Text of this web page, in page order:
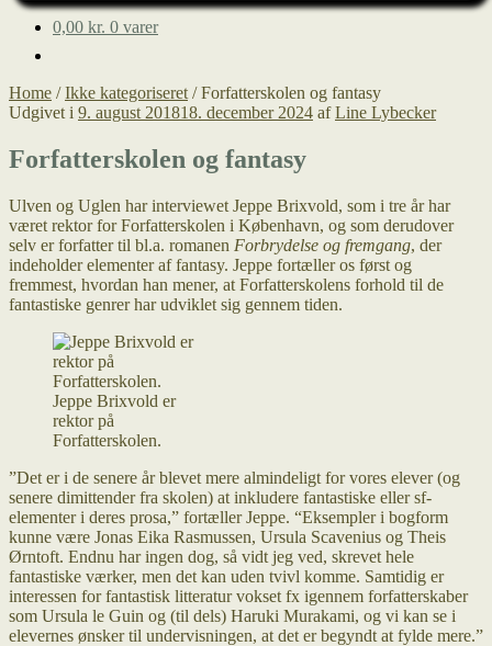
0,00 kr. 0 varer
Home /Ikke kategoriseret /Forfatterskolen og fantasy
Udgivet i 9. august 201818. december 2024 afLine Lybecker
Forfatterskolen og fantasy
Ulven og Uglen har interviewet Jeppe Brixvold, som i tre år har
været rektor for Forfatterskolen i København, og som derudover
selv er forfatter til bl.a. romanen Forbrydelse og fremgang, der
indeholder elementer af fantasy. Jeppe fortæller os først og
fremmest, hvordan han mener, at Forfatterskolens forhold til de
fantastiske genrer har udviklet sig gennem tiden.
Jeppe Brixvold er
rektor på
Forfatterskolen.
”Det er i de senere år blevet mere almindeligt for vores elever (og
senere dimittender fra skolen) at inkludere fantastiske eller sf-
elementer i deres prosa,” fortæller Jeppe. “Eksempler i bogform
kunne være Jonas Eika Rasmussen, Ursula Scavenius og Theis
Ørntoft. Endnu har ingen dog, så vidt jeg ved, skrevet hele
fantastiske værker, men det kan uden tvivl komme. Samtidig er
interessen for fantastisk litteratur vokset fx igennem forfatterskaber
som Ursula le Guin og (til dels) Haruki Murakami, og vi kan se i
elevernes ønsker til undervisningen, at det er begyndt at fylde mere.”